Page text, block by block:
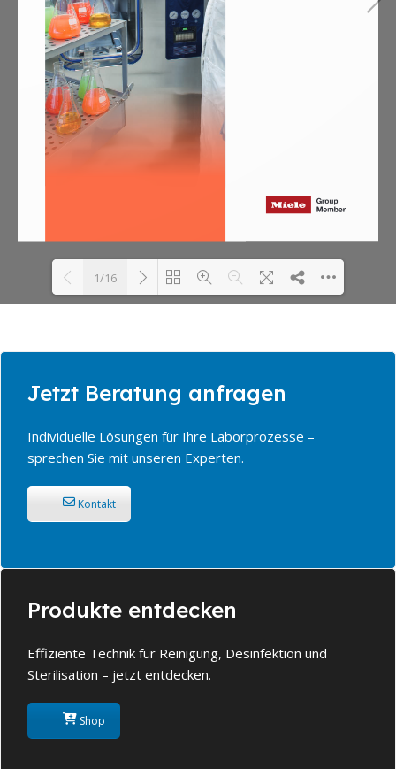
1/16
Jetzt Beratung anfragen
Individuelle Lösungen für Ihre Laborprozesse –
sprechen Sie mit unseren Experten.
Kontakt
Produkte entdecken
Effiziente Technik für Reinigung, Desinfektion und
Sterilisation – jetzt entdecken.
Shop